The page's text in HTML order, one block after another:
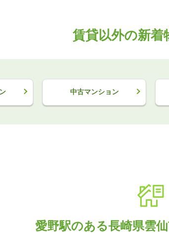
賃貸以外の新着
中古マンション
愛野駅のある長崎県雲